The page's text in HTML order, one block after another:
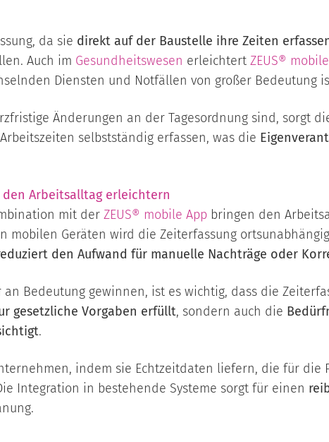
da sie direkt auf der Baustelle ihre Zeiten
Auch im Gesundheitswesen erleichtert ZEUS® mobile
Diensten und Notfällen von großer Bedeutung
Änderungen an der Tagesordnung sind, sorgt
selbstständig erfassen, was die
den Arbeitsalltag erleichtern
mit der ZEUS® mobile App bringen den
mobilen Geräten wird die Zeiterfassung
den Aufwand für manuelle Nachträge oder
Bedeutung gewinnen, ist es wichtig, dass die
gesetzliche Vorgaben erfüllt, sondern auch die
.
indem sie Echtzeitdaten liefern, die für die
Integration in bestehende Systeme sorgt für einen